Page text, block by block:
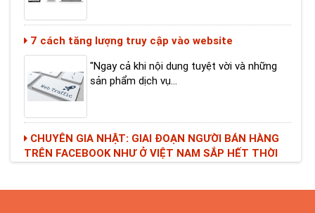
7 cách tăng lượng truy cập vào website
"Ngay cả khi nội dung tuyệt vời và những
sản phẩm dịch vụ...
CHUYÊN GIA NHẬT: GIAI ĐOẠN NGƯỜI BÁN HÀNG
TRÊN FACEBOOK NHƯ Ở VIỆT NAM SẮP HẾT THỜI
Nhìn vào trào lưu buôn bán trên mạng xã